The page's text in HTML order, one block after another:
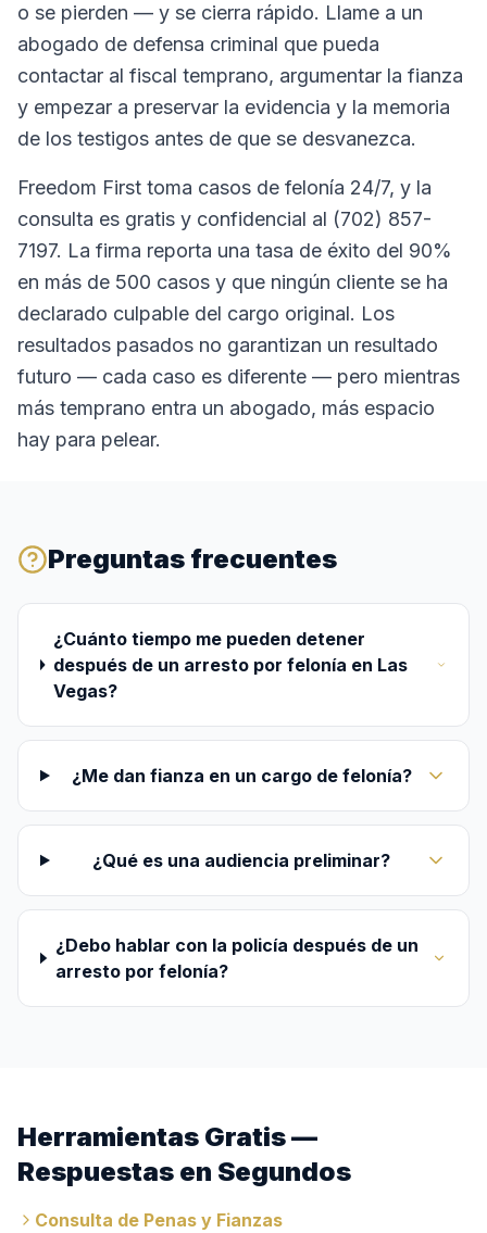
o se pierden — y se cierra rápido. Llame a un
abogado de defensa criminal que pueda
contactar al fiscal temprano, argumentar la fianza
y empezar a preservar la evidencia y la memoria
de los testigos antes de que se desvanezca.
Freedom First toma casos de felonía 24/7, y la
consulta es gratis y confidencial al (702) 857-
7197. La firma reporta una tasa de éxito del 90%
en más de 500 casos y que ningún cliente se ha
declarado culpable del cargo original. Los
resultados pasados no garantizan un resultado
futuro — cada caso es diferente — pero mientras
más temprano entra un abogado, más espacio
hay para pelear.
Preguntas frecuentes
¿Cuánto tiempo me pueden detener
después de un arresto por felonía en Las
Vegas?
¿Me dan fianza en un cargo de felonía?
¿Qué es una audiencia preliminar?
¿Debo hablar con la policía después de un
arresto por felonía?
Herramientas Gratis —
Respuestas en Segundos
Consulta de Penas y Fianzas